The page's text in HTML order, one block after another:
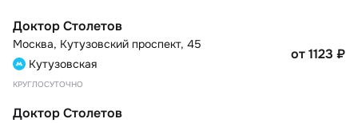
Доктор Столетов
Москва, Кутузовский проспект, 45
Кутузовская
КРУГЛОСУТОЧНО
от 1123 ₽
Доктор Столетов